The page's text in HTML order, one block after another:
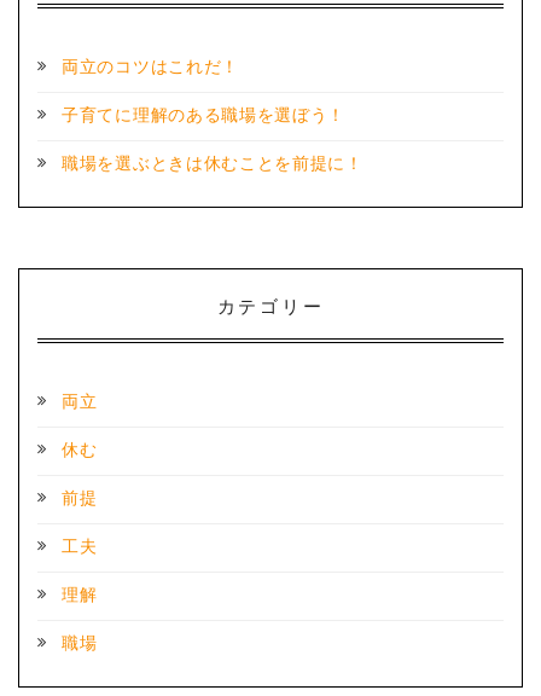
両立のコツはこれだ！
子育てに理解のある職場を選ぼう！
職場を選ぶときは休むことを前提に！
カテゴリー
両立
休む
前提
工夫
理解
職場